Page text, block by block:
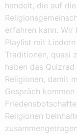
handelt, die auf
erfahren kann. Wir
Playlist mit
Traditionen, quasi
haben das
Religionen, damit
Gespräch
Religionen